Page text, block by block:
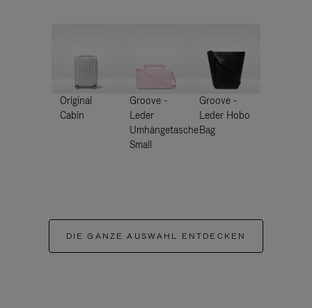
Original
Cabin
Groove -
Leder
Umhängetasche
Small
Groove -
Leder Hobo
Bag
DIE GANZE AUSWAHL ENTDECKEN